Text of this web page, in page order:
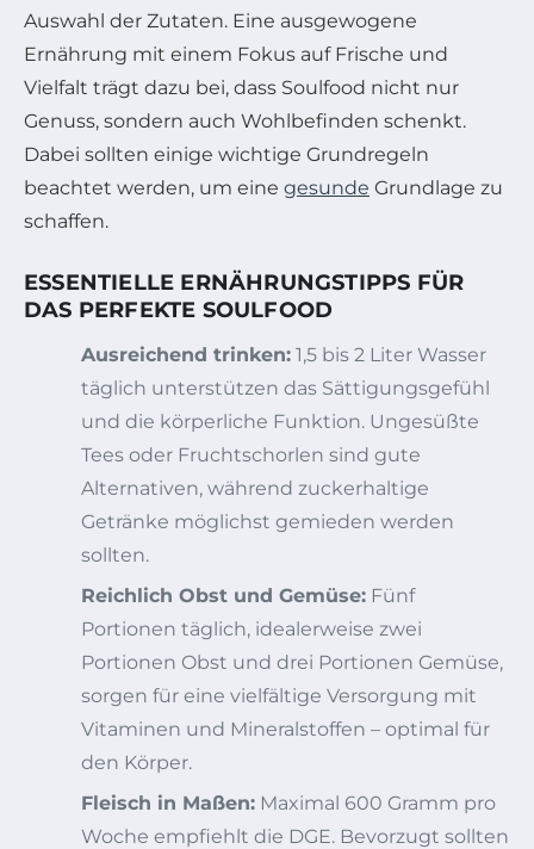
Auswahl der Zutaten. Eine ausgewogene
Ernährung mit einem Fokus auf Frische und
Vielfalt trägt dazu bei, dass Soulfood nicht nur
Genuss, sondern auch Wohlbefinden schenkt.
Dabei sollten einige wichtige Grundregeln
beachtet werden, um eine gesunde Grundlage zu
schaffen.
ESSENTIELLE ERNÄHRUNGSTIPPS FÜR
DAS PERFEKTE SOULFOOD
Ausreichend trinken: 1,5 bis 2 Liter Wasser
täglich unterstützen das Sättigungsgefühl
und die körperliche Funktion. Ungesüßte
Tees oder Fruchtschorlen sind gute
Alternativen, während zuckerhaltige
Getränke möglichst gemieden werden
sollten.
Reichlich Obst und Gemüse: Fünf
Portionen täglich, idealerweise zwei
Portionen Obst und drei Portionen Gemüse,
sorgen für eine vielfältige Versorgung mit
Vitaminen und Mineralstoffen – optimal für
den Körper.
Fleisch in Maßen: Maximal 600 Gramm pro
Woche empfiehlt die DGE. Bevorzugt sollten